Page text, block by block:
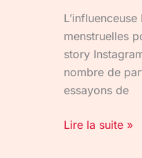
menstruelles
story
nombre de
essayons de
Lire la suite »